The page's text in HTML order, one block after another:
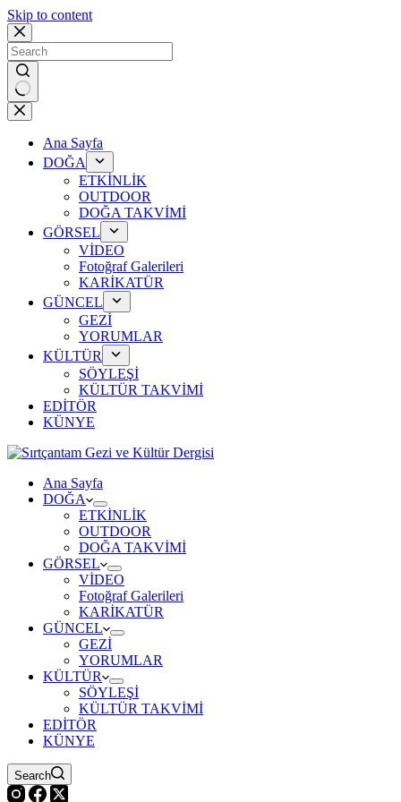
Skip to content
No
results
Ana Sayfa
DOĞA
ETKİNLİK
OUTDOOR
DOĞA TAKVİMİ
GÖRSEL
VİDEO
Fotoğraf Galerileri
KARİKATÜR
GÜNCEL
GEZİ
YORUMLAR
KÜLTÜR
SÖYLEŞİ
KÜLTÜR TAKVİMİ
EDİTÖR
KÜNYE
Ana Sayfa
DOĞA
ETKİNLİK
OUTDOOR
DOĞA TAKVİMİ
GÖRSEL
VİDEO
Fotoğraf Galerileri
KARİKATÜR
GÜNCEL
GEZİ
YORUMLAR
KÜLTÜR
SÖYLEŞİ
KÜLTÜR TAKVİMİ
EDİTÖR
KÜNYE
Search